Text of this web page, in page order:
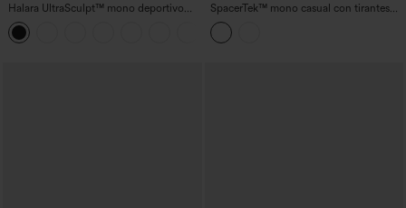
Halara UltraSculpt™ mono deportivo
con escote en V, control de abdomen y
realce de glúteos, con bolsillos
SpacerTek™ mono casual con tirantes
desmontables, cordón, sujetador
incorporado y bolsillos - Easy Peezy